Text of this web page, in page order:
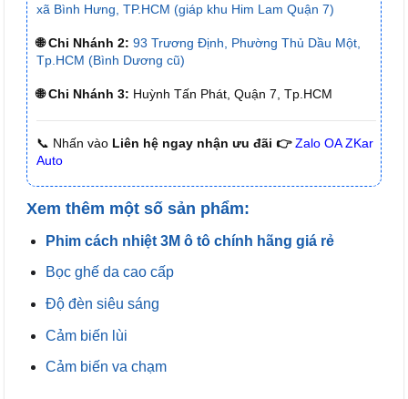
xã Bình Hưng, TP.HCM (giáp khu Him Lam Quận 7)
🌐 Chi Nhánh 2: 93 Trương Định, Phường Thủ Dầu Một,
Tp.HCM (Bình Dương cũ)
🌐 Chi Nhánh 3: Huỳnh Tấn Phát, Quận 7, Tp.HCM
📞 Nhấn vào Liên hệ ngay nhận ưu đãi 👉 Zalo OA ZKar
Auto
Xem thêm một số sản phẩm:
Phim cách nhiệt 3M ô tô chính hãng giá rẻ
Bọc ghế da cao cấp
Độ đèn siêu sáng
Cảm biến lùi
Cảm biến va chạm